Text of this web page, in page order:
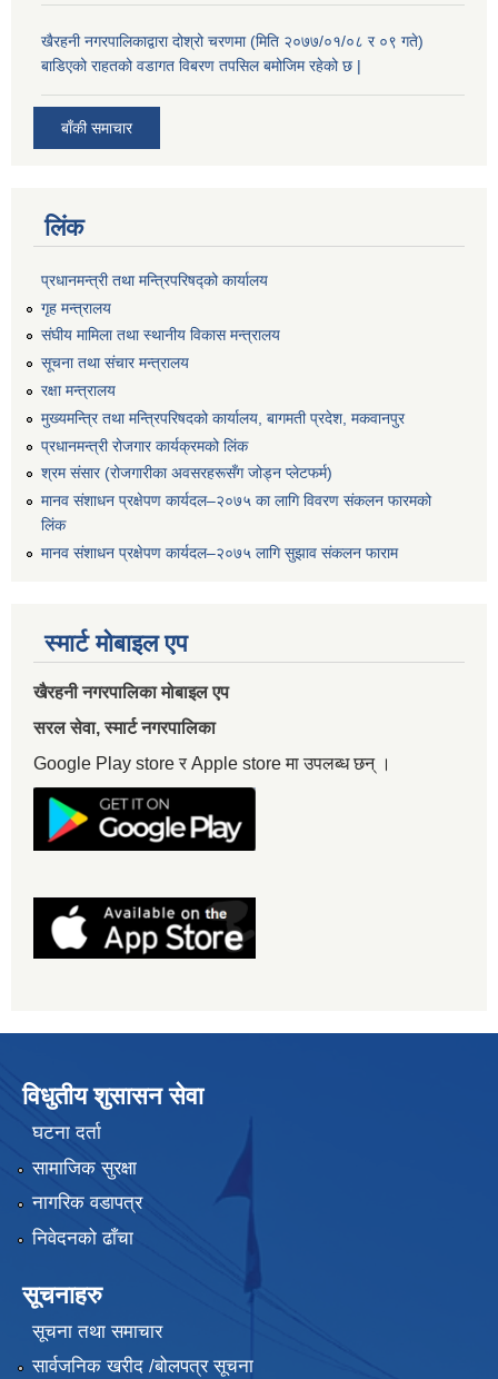
खैरहनी नगरपालिकाद्वारा दोश्रो चरणमा (मिति २०७७/०१/०८ र ०९ गते)
बाडिएको राहतको वडागत विबरण तपसिल बमोजिम रहेको छ |
बाँकी समाचार
लिंक
प्रधानमन्त्री तथा मन्त्रिपरिषद्को कार्यालय
गृह मन्त्रालय
संघीय मामिला तथा स्थानीय विकास मन्त्रालय
सूचना तथा संचार मन्त्रालय
रक्षा मन्त्रालय
मुख्यमन्त्रि तथा मन्त्रिपरिषदको कार्यालय, बागमती प्रदेश, मकवानपुर
प्रधानमन्त्री रोजगार कार्यक्रमको लिंक
श्रम संसार (रोजगारीका अवसरहरूसँग जोड्न प्लेटफर्म)
मानव संशाधन प्रक्षेपण कार्यदल–२०७५ का लागि विवरण संकलन फारमको
लिंक
मानव संशाधन प्रक्षेपण कार्यदल–२०७५ लागि सुझाव संकलन फाराम
स्मार्ट मोबाइल एप
खैरहनी नगरपालिका मोबाइल एप
सरल सेवा, स्मार्ट नगरपालिका
Google Play store र Apple store मा उपलब्ध छन् ।
विधुतीय शुसासन सेवा
घटना दर्ता
सामाजिक सुरक्षा
नागरिक वडापत्र
निवेदनको ढाँचा
सूचनाहरु
सूचना तथा समाचार
सार्वजनिक खरीद /बोलपत्र सूचना